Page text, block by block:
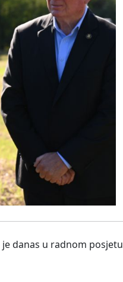
danas u radnom posjetu